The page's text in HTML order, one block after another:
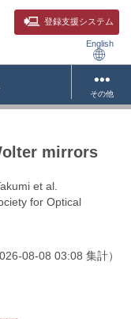
登録支援システム
English
その他
mirrors
et al.
for Optical
08-08 03:08 集計）